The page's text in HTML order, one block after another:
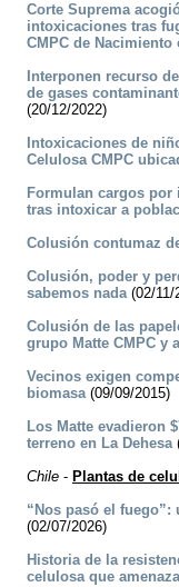
Corte Suprema
intoxicaciones tras
CMPC de Nacimiento
Interponen recurso
de gases
(20/12/2022)
Intoxicaciones de
Celulosa CMPC
Formulan cargos por
tras intoxicar a
Colusión contumaz
Colusión, poder y
sabemos nada(02/11/
Colusión de las
grupo Matte CMPC y
Vecinos exigen
biomasa(09/09/2015)
Los Matte evadieron
terreno en La Dehesa
Chile - Plantas de
“Nos pasó el
(02/07/2026)
Historia de la
celulosa que